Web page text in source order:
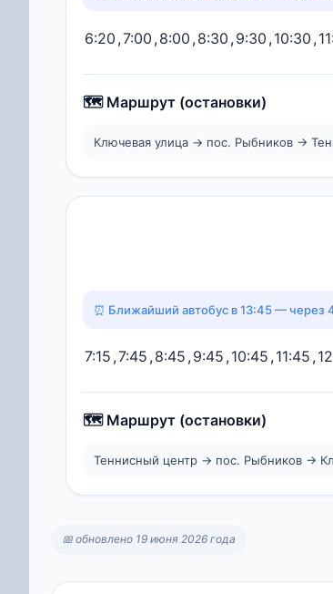
6:20 ,7:00 ,8:00 ,8:30 ,9:30 ,10:30 ,
🗺️ Маршрут (остановки)
Ключевая улица → пос. Рыбников →
⏰ Ближайший автобус в 13:45 — через
7:15 ,7:45 ,8:45 ,9:45 ,10:45 ,11:45 ,
🗺️ Маршрут (остановки)
Теннисный центр → пос. Рыбников →
📅 обновлено 19 июня 2026 года